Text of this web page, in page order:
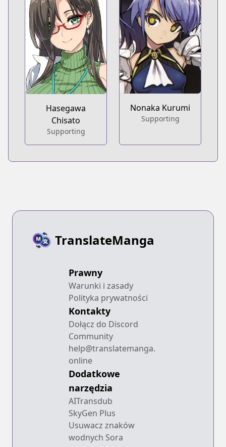
Hasegawa
Chisato
Supporting
Nonaka Kurumi
Supporting
TranslateManga
Prawny
Warunki i zasady
Polityka prywatności
Kontakty
Dołącz do Discord
Community
help@translatemanga.
online
Dodatkowe
narzędzia
AITransdub
SkyGen Plus
Usuwacz znaków
wodnych Sora